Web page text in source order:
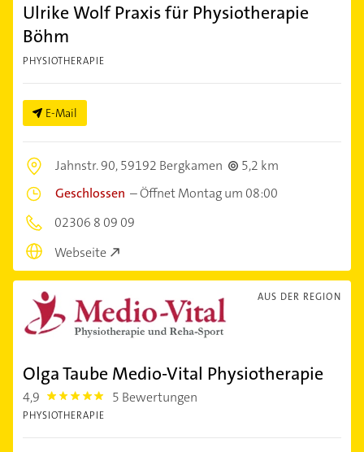
Ulrike Wolf Praxis für Physiotherapie
Böhm
PHYSIOTHERAPIE
E-Mail
Jahnstr. 90,59192 Bergkamen
5,2 km
Geschlossen –Öffnet Montag um 08:00
02306 8 09 09
Webseite
AUS DER REGION
Olga Taube Medio-Vital Physiotherapie
4,9 4.9 5 Bewertungen
PHYSIOTHERAPIE